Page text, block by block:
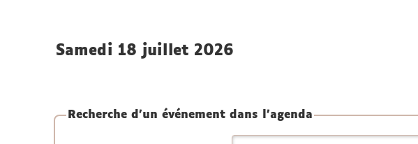
samedi 18 juillet 2026
Recherche d'un événement dans l'agenda